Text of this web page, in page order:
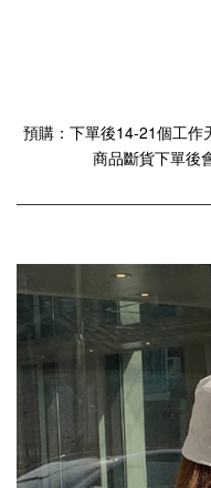
預購：下單後14-21個工作
商品斷貨下單後